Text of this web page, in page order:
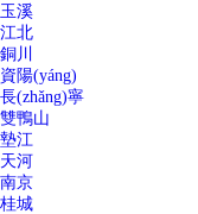
玉溪
江北
銅川
資陽(yáng)
長(zhǎng)寧
雙鴨山
墊江
天河
南京
桂城